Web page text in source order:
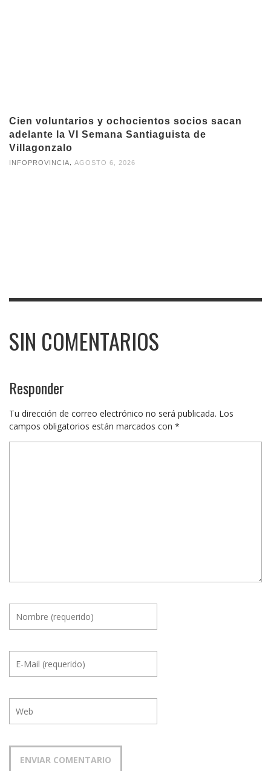
Cien voluntarios y ochocientos socios sacan
adelante la VI Semana Santiaguista de
Villagonzalo
INFOPROVINCIA AGOSTO 6, 2026
SIN COMENTARIOS
Responder
Tu dirección de correo electrónico no será publicada. Los
campos obligatorios están marcados con *